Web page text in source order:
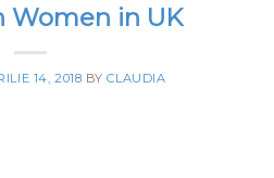
Women in UK
14, 2018 BYCLAUDIA